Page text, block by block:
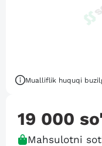
Mualliflik huquqi
19 000
Mahsulotni